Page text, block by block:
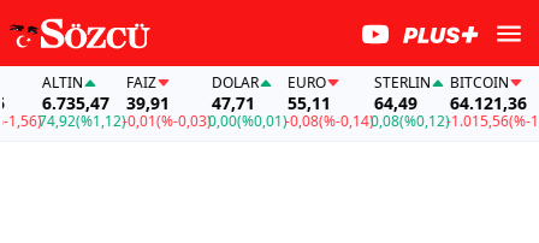
ALTIN
6.735,47
74,92(%1,12)
FAİZ
39,91
-0,01(%-0,03)
DOLAR
47,71
0,00(%0,01)
EURO
55,11
-0,08(%-0,14)
STERLIN
64,49
0,08(%0,12)
BITCOIN
64.121,36
-1.015,56(%-1,56)